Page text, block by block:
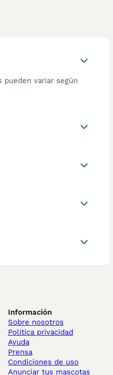
variar según
Información
Sobre nosotros
Politica privacidad
Ayuda
Prensa
Condiciones de uso
Anunciar tus mascotas